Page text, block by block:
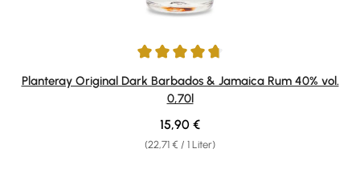
Durchschnittliche Bewertung von 4.68 von 5 Sternen
Planteray Original Dark Barbados & Jamaica Rum 40% vol.
0,70l
(22,71 € / 1 Liter)
Regulärer Preis:
15,90 €